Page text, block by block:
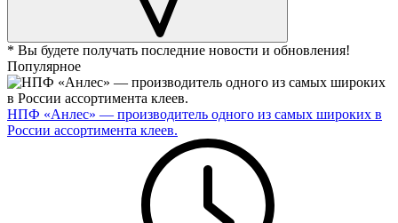
* Вы будете получать последние новости и обновления!
Популярное
НПФ «Анлес» — производитель одного из самых широких в
России ассортимента клеев.